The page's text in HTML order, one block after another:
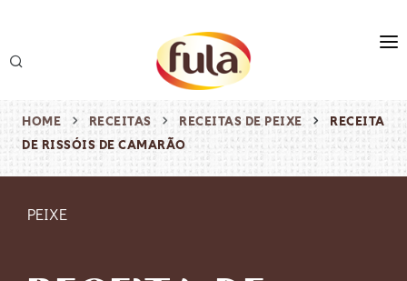
produtos
receitas
HOME RECEITAS RECEITAS DE PEIXE
RECEITA
DE RISSÓIS DE CAMARÃO
PEIXE